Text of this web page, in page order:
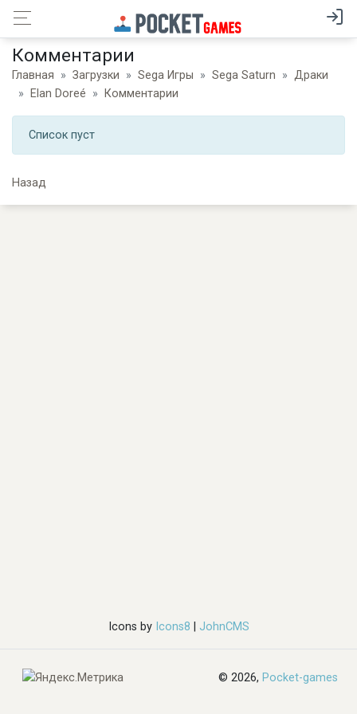
Комментарии
Главная Загрузки Sega Игры Sega Saturn
Драки
Elan Doreé
Комментарии
Список пуст
Назад
Icons byIcons8 JohnCMS
© 2026, Pocket-games